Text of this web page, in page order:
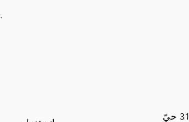
.
رقم:4 شارع 3199 حيّ